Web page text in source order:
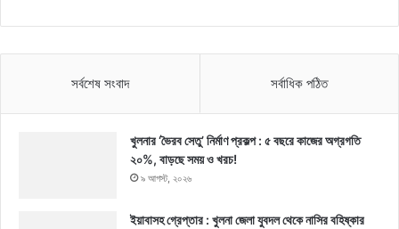
সর্বশেষ সংবাদ সর্বাধিক পঠিত
খুলনার ‘ভৈরব সেতু’ নির্মাণ প্রকল্প : ৫ বছরে কাজের অগ্রগতি
২০%, বাড়ছে সময় ও খরচ!
৯ আগস্ট, ২০২৬
ইয়াবাসহ গ্রেপ্তার : খুলনা জেলা যুবদল থেকে নাসির বহিষ্কার